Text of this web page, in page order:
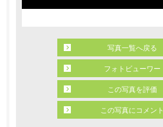
写真一覧へ戻る
フォトビューワー
この写真を評価
この写真にコメント